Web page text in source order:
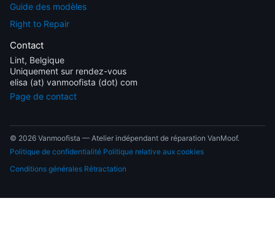
Guide des modèles
Right to Repair
Contact
Lint, Belgique
Uniquement sur rendez-vous
elisa (at) vanmoofista (dot) com
Page de contact
© 2026 Vanmoofista — Atelier indépendant de réparation VanMoof.
Politique de confidentialité Politique relative aux cookies
Conditions générales Rétractation